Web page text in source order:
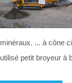
minéraux. ... à cône
utilisé petit broyeur à